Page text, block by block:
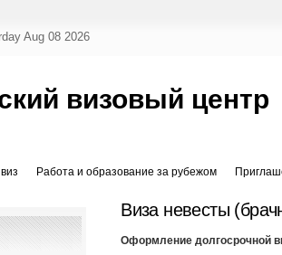
Aug 08 2026
визовый центр
Работа и образование за рубежом
Виза невесты
Оформление долгосрочной